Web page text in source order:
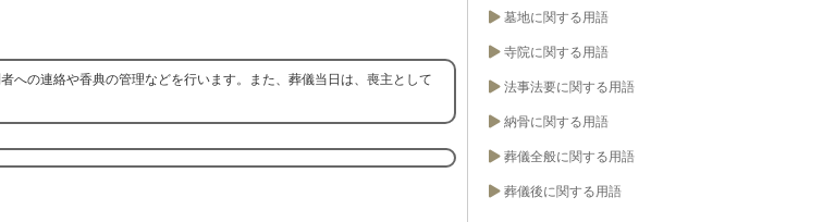
への連絡や香典の管理などを行います。また、葬儀当日は、喪主として
墓地に関する用語
寺院に関する用語
法事法要に関する用語
納骨に関する用語
葬儀全般に関する用語
葬儀後に関する用語